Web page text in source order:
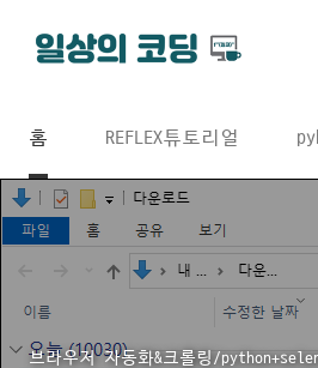
홈 REFLEX튜토리얼
브라우저 자동화&크롤링/